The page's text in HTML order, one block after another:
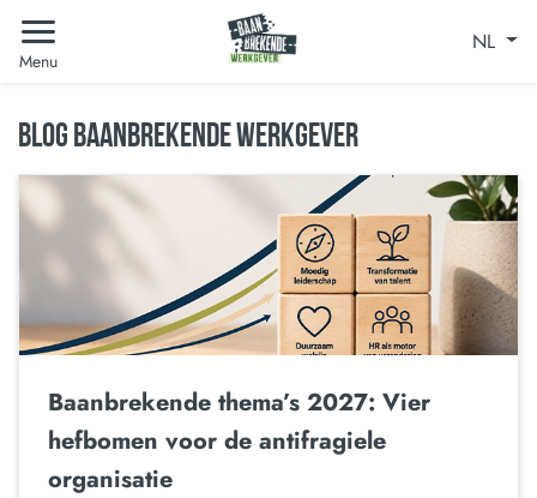
Menu
NL
BLOG BAANBREKENDE WERKGEVER
Baanbrekende thema’s 2027: Vier
hefbomen voor de antifragiele
organisatie